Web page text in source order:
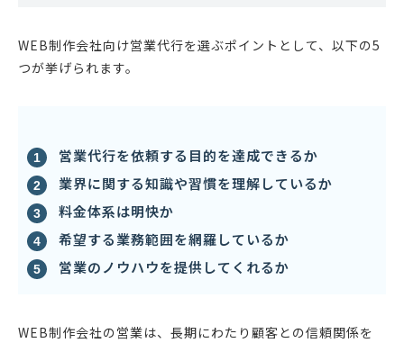
WEB制作会社向け営業代行を選ぶポイントとして、以下の5
つが挙げられます。
営業代行を依頼する目的を達成できるか
業界に関する知識や習慣を理解しているか
料金体系は明快か
希望する業務範囲を網羅しているか
営業のノウハウを提供してくれるか
WEB制作会社の営業は、長期にわたり顧客との信頼関係を